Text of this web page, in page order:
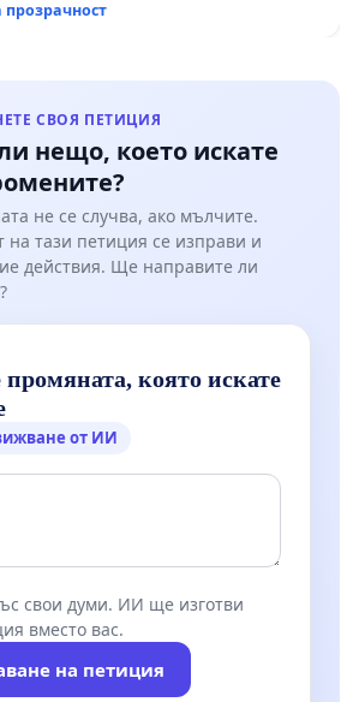
проход
СВОЯ ПЕТИЦИЯ
нещо, което искате
не се случва, ако мълчите.
на тази петиция се изправи и
действия. Ще направите ли
която искате
от ИИ
свои думи. ИИ ще изготви
вместо вас.
на петиция